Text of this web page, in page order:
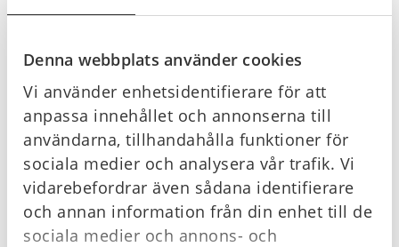
Denna webbplats använder cookies
Vi använder enhetsidentifierare för att
anpassa innehållet och annonserna till
användarna, tillhandahålla funktioner för
sociala medier och analysera vår trafik. Vi
vidarebefordrar även sådana identifierare
och annan information från din enhet till de
sociala medier och annons- och
Nu kommer nya HLR riktlinjer - här är
förändringarna du behöver känna till
Första hjälpen och HLR-riktlinjer 2026 är presenterade! Ta
del av det viktigaste här